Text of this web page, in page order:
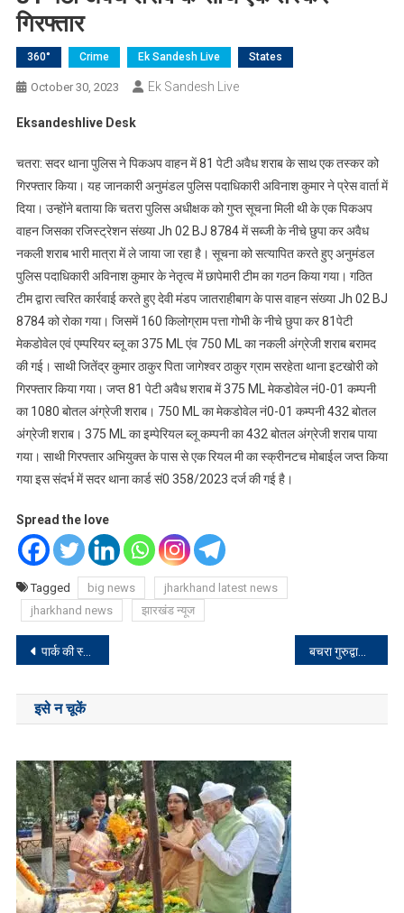
गिरफ्तार
360° Crime Ek Sandesh Live States
October 30, 2023 Ek Sandesh Live
Eksandeshlive Desk
चतरा: सदर थाना पुलिस ने पिकअप वाहन में 81 पेटी अवैध शराब के साथ एक तस्कर को
गिरफ्तार किया। यह जानकारी अनुमंडल पुलिस पदाधिकारी अविनाश कुमार ने प्रेस वार्ता में
दिया। उन्होंने बताया कि चतरा पुलिस अधीक्षक को गुप्त सूचना मिली थी के एक पिकअप
वाहन जिसका रजिस्ट्रेशन संख्या Jh 02 BJ 8784 में सब्जी के नीचे छुपा कर अवैध
नकली शराब भारी मात्रा में ले जाया जा रहा है। सूचना को सत्यापित करते हुए अनुमंडल
पुलिस पदाधिकारी अविनाश कुमार के नेतृत्व में छापेमारी टीम का गठन किया गया। गठित
टीम द्वारा त्वरित कार्रवाई करते हुए देवी मंडप जातराहीबाग के पास वाहन संख्या Jh 02 BJ
8784 को रोका गया। जिसमें 160 किलोग्राम पत्ता गोभी के नीचे छुपा कर 81पेटी
मेकडोवेल एवं एम्परियर ब्लू का 375 ML एंव 750 ML का नकली अंग्रेजी शराब बरामद
की गई। साथी जितेंद्र कुमार ठाकुर पिता जागेश्वर ठाकुर ग्राम सरहेता थाना इटखोरी को
गिरफ्तार किया गया। जप्त 81 पेटी अवैध शराब में 375 ML मेकडोवेल नं0-01 कम्पनी
का 1080 बोतल अंग्रेजी शराब। 750 ML का मेकडोवेल नं0-01 कम्पनी 432 बोतल
अंग्रेजी शराब। 375 ML का इम्पेरियल ब्लू कम्पनी का 432 बोतल अंग्रेजी शराब पाया
गया। साथी गिरफ्तार अभियुक्त के पास से एक रियल मी का स्क्रीनटच मोबाईल जप्त किया
गया इस संदर्भ में सदर थाना कार्ड सं0 358/2023 दर्ज की गई है।
Spread the love
Tagged big news
jharkhand latest news
jharkhand news
झारखंड न्यूज
Post
navigation
पार्क की स्वच्छता और खूबसूरती को बनाए रखने में करें सहयोग: मुख्यमंत्री हेमन्त सोरेन बचरा गुरुद्वारा में गुरु रामदास जी का 489वां प्रकाश पर्व मनाया गया
इसे न चूकें